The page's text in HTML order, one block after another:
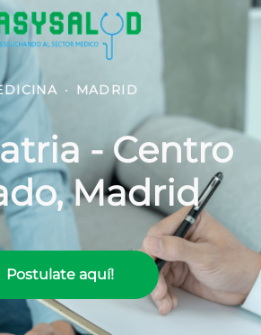
· MADRID
- Centro
Madrid
Postulate aquí!